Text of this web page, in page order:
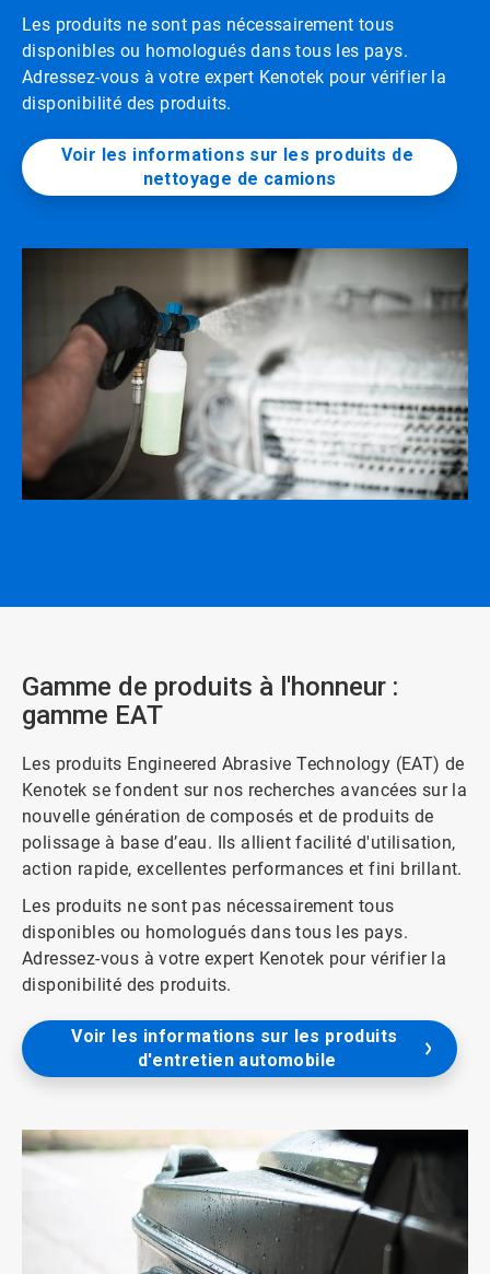
Les produits ne sont pas nécessairement tous
disponibles ou homologués dans tous les pays.
Adressez-vous à votre expert Kenotek pour vérifier la
disponibilité des produits.
Voir les informations sur les produits de
nettoyage de camions
Gamme de produits à l'honneur :
gamme EAT
Les produits Engineered Abrasive Technology (EAT) de
Kenotek se fondent sur nos recherches avancées sur la
nouvelle génération de composés et de produits de
polissage à base d’eau. Ils allient facilité d'utilisation,
action rapide, excellentes performances et fini brillant.
Les produits ne sont pas nécessairement tous
disponibles ou homologués dans tous les pays.
Adressez-vous à votre expert Kenotek pour vérifier la
disponibilité des produits.
Voir les informations sur les produits
d'entretien automobile